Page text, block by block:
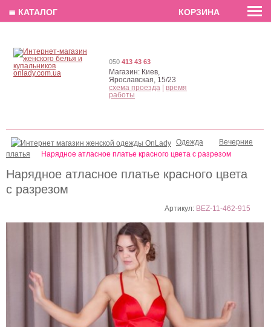
EN РУС
Нарядное атласное платье красного цвета
с разрезом
Артикул: BEZ-11-462-915
Одежда
Вечерние
платья
Нарядное атласное платье красного цвета с разрезом
050 413 43 63
Магазин: Киев,
Ярославская, 15/23
схема проезда
время
работы
≣ КАТАЛОГ КОРЗИНА